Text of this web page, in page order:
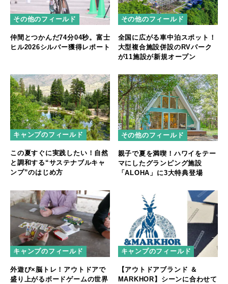
その他のフィールド
仲間とつかんだ74分04秒。富士
ヒル2026シルバー獲得レポート
その他のフィールド
全国に広がる車中泊スポット！
大型複合施設併設のRVパーク
が11施設が新規オープン
キャンプのフィールド
この夏すぐに実践したい！自然
と調和する“サステナブルキャ
ンプ”のはじめ方
その他のフィールド
親子で夏を満喫！ハワイをテー
マにしたグランピング施設
「ALOHA」に3大特典登場
キャンプのフィールド
外遊び×脳トレ！アウトドアで
盛り上がるボードゲームの世界
キャンプのフィールド
【アウトドアブランド ＆
MARKHOR】シーンに合わせて